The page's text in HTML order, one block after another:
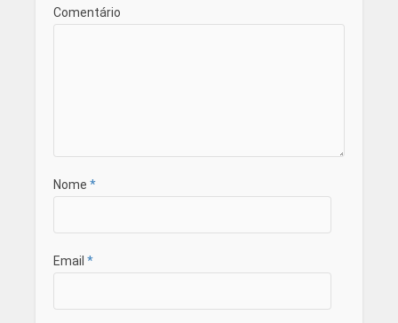
Comentário
Nome *
Email *